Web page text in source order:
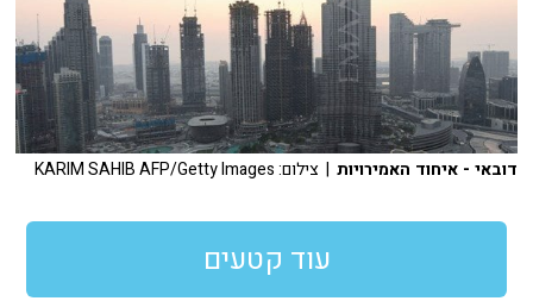
דובאי - איחוד האמירויות | צילום: KARIM SAHIB AFP/Getty Images
עוד קטעים